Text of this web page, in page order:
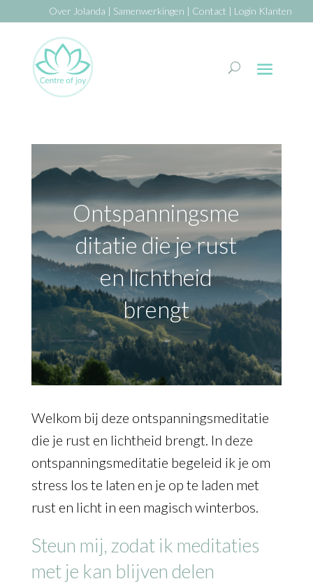
Over Jolanda | Samenwerkingen | Contact | Login Klanten
Ontspanningsme
ditatie die je rust
en lichtheid
brengt
Welkom bij deze ontspanningsmeditatie
die je rust en lichtheid brengt. In deze
ontspanningsmeditatie begeleid ik je om
stress los te laten en je op te laden met
rust en licht in een magisch winterbos.
Steun mij, zodat ik meditaties
met je kan blijven delen